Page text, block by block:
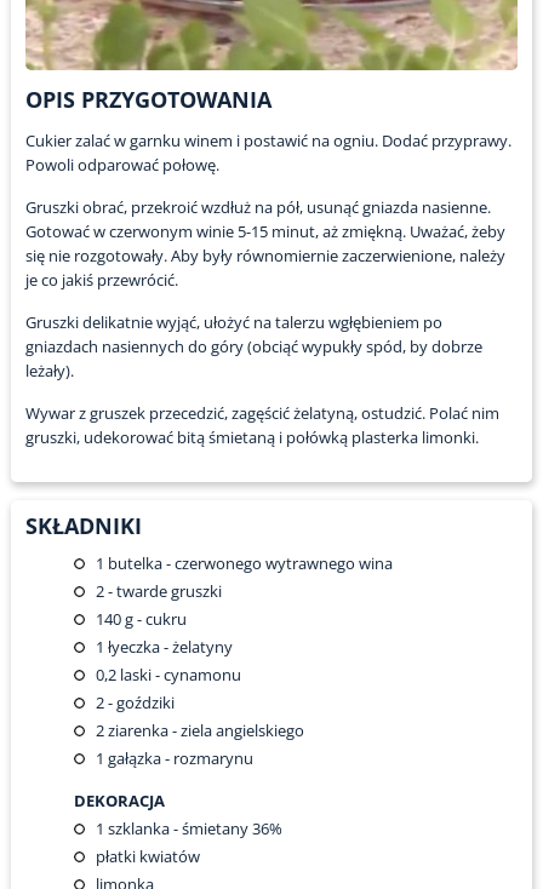
OPIS PRZYGOTOWANIA
Cukier zalać w garnku winem i postawić na ogniu. Dodać przyprawy.
Powoli odparować połowę.
Gruszki obrać, przekroić wzdłuż na pół, usunąć gniazda nasienne.
Gotować w czerwonym winie 5-15 minut, aż zmiękną. Uważać, żeby
się nie rozgotowały. Aby były równomiernie zaczerwienione, należy
je co jakiś przewrócić.
Gruszki delikatnie wyjąć, ułożyć na talerzu wgłębieniem po
gniazdach nasiennych do góry (obciąć wypukły spód, by dobrze
leżały).
Wywar z gruszek przecedzić, zagęścić żelatyną, ostudzić. Polać nim
gruszki, udekorować bitą śmietaną i połówką plasterka limonki.
SKŁADNIKI
1 butelka - czerwonego wytrawnego wina
2- twarde gruszki
140g - cukru
1 łyeczka - żelatyny
0,2laski - cynamonu
2- goździki
2ziarenka - ziela angielskiego
1 gałązka - rozmarynu
DEKORACJA
1 szklanka - śmietany 36%
płatki kwiatów
limonka